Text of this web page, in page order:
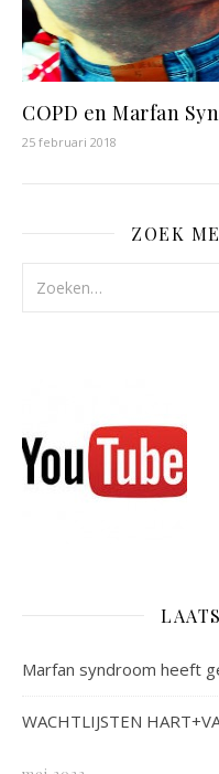
COPD en Marfan
25 februari 2018
ZOEK
Marfan syndroom heeft
WACHTLIJSTEN